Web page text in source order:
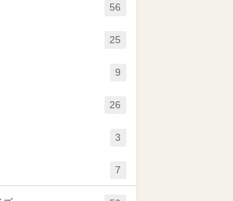
56
25
9
26
3
7